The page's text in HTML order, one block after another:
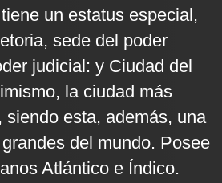
un estatus especial,
sede del poder
judicial: y Ciudad del
la ciudad más
esta, además, una
del mundo. Posee
Atlántico e Índico.